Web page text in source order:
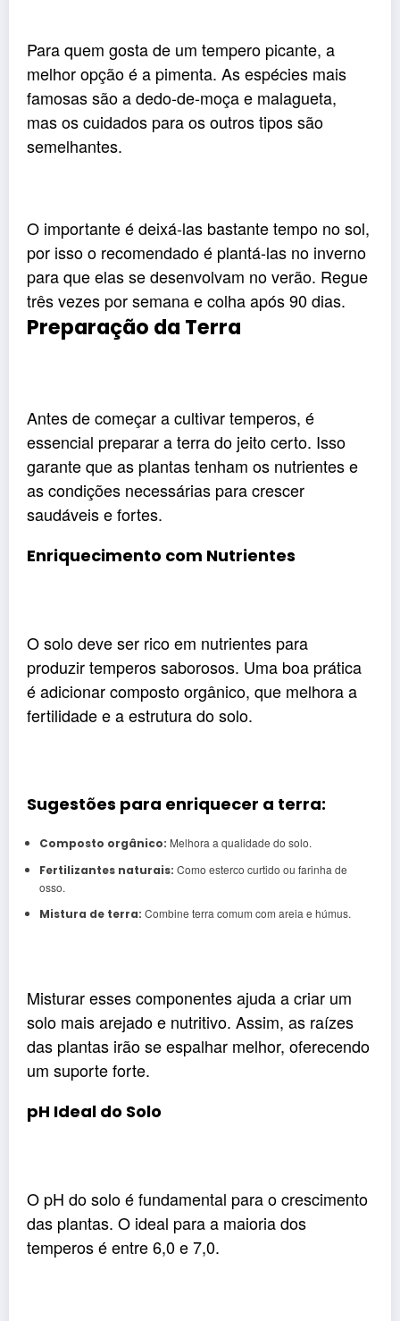
Para quem gosta de um tempero picante, a
melhor opção é a pimenta. As espécies mais
famosas são a dedo-de-moça e malagueta,
mas os cuidados para os outros tipos são
semelhantes.
O importante é deixá-las bastante tempo no sol,
por isso o recomendado é plantá-las no inverno
para que elas se desenvolvam no verão. Regue
três vezes por semana e colha após 90 dias.
Preparação da Terra
Antes de começar a cultivar temperos, é
essencial preparar a terra do jeito certo. Isso
garante que as plantas tenham os nutrientes e
as condições necessárias para crescer
saudáveis e fortes.
Enriquecimento com Nutrientes
O solo deve ser rico em nutrientes para
produzir temperos saborosos. Uma boa prática
é adicionar composto orgânico, que melhora a
fertilidade e a estrutura do solo.
Sugestões para enriquecer a terra:
Composto orgânico: Melhora a qualidade do solo.
Fertilizantes naturais: Como esterco curtido ou farinha de
osso.
Mistura de terra: Combine terra comum com areia e húmus.
Misturar esses componentes ajuda a criar um
solo mais arejado e nutritivo. Assim, as raízes
das plantas irão se espalhar melhor, oferecendo
um suporte forte.
pH Ideal do Solo
O pH do solo é fundamental para o crescimento
das plantas. O ideal para a maioria dos
temperos é entre 6,0 e 7,0.